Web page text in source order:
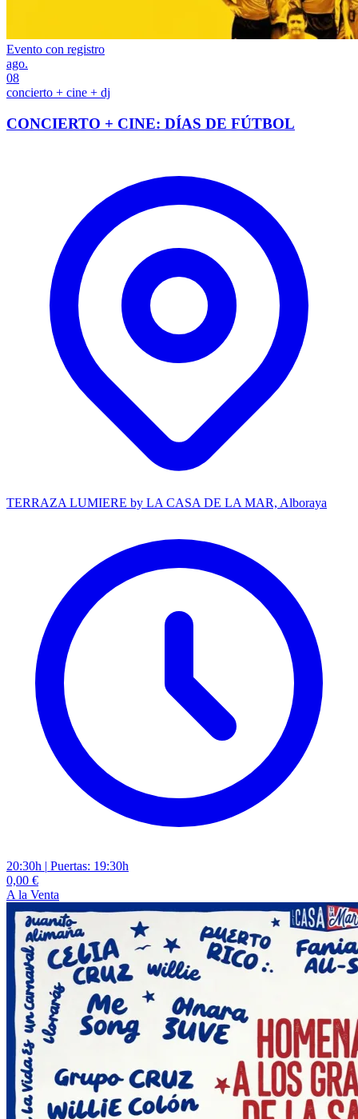
Evento con registro
ago.
08
concierto + cine + dj
CONCIERTO + CINE: DÍAS DE FÚTBOL
TERRAZA LUMIERE by LA CASA DE LA MAR, Alboraya
20:30h | Puertas: 19:30h
0,00 €
A la Venta